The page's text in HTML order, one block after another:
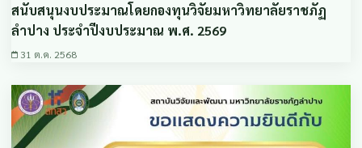
สนับสนุนงบประมาณโดยกองทุนวิจัยมหาวิทยาลัยราชภัฏ
ลำปาง ประจำปีงบประมาณ พ.ศ. 2569
31 ต.ค. 2568